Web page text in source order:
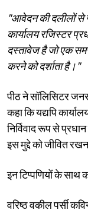
"आवेदन की दलीलों
कार्यालय रजिस्टर
दस्तावेज है जो एक
करने को दर्शाता है।"
पीठ ने सॉलिसिटर
कहा कि यद्यपि
निर्विवाद रूप से
इस मुद्दे को जीवित
इन टिप्पणियों के साथ
वरिष्ठ वकील पर्सी